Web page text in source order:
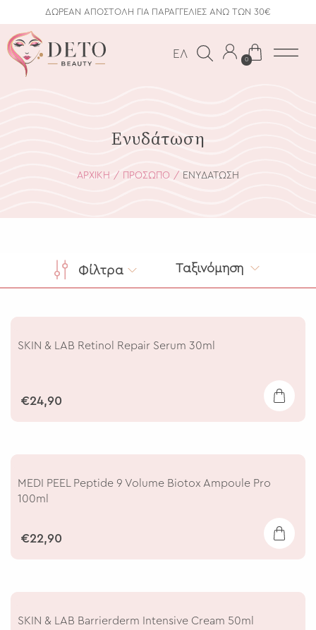
ΔΩΡΕΑΝ ΑΠΟΣΤΟΛΗ ΓΙΑ ΠΑΡΑΓΓΕΛΙΕΣ ΑΝΩ ΤΩΝ 30€
ΕΛ 0
Ενυδάτωση
ΑΡΧΙΚΗ ΠΡΌΣΩΠΟ ΕΝΥΔΆΤΩΣΗ
Φίλτρα Ταξινόμηση
SKIN & LAB Retinol Repair Serum 30ml
€24,90
MEDI PEEL Peptide 9 Volume Biotox Ampoule Pro
100ml
€22,90
SKIN & LAB Barrierderm Intensive Cream 50ml